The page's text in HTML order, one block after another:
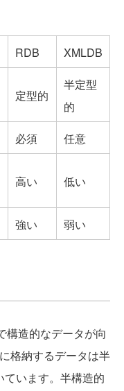
RDB XMLDB
定型的
半定型
的
必須
任意
高い 低い
強い 弱い
造的なデータが向
格納するデータは半
います。半構造的